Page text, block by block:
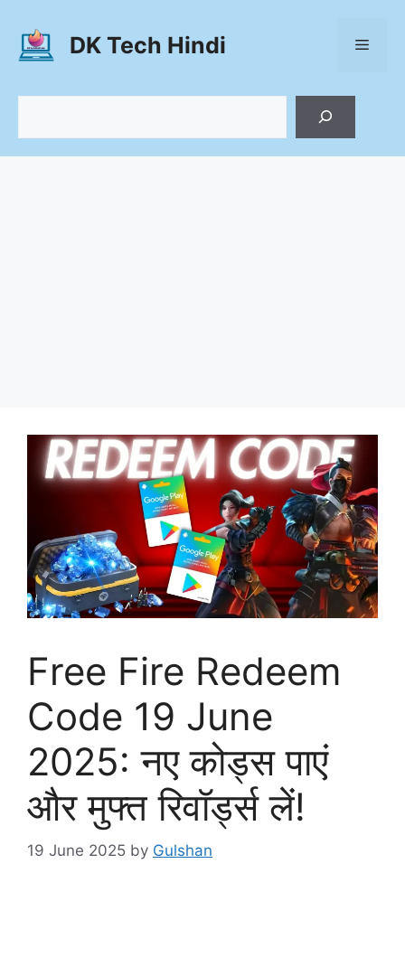
content
DK Tech Hindi Menu
Free Fire Redeem
Code 19 June
2025: नए कोड्स पाएं
और मुफ्त रिवॉर्ड्स लें!
19 June 2025 by Gulshan